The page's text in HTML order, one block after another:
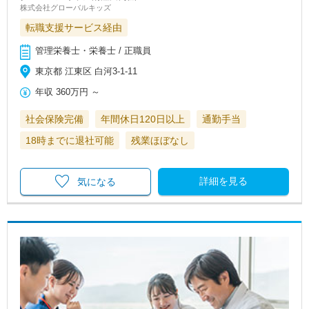
株式会社グローバルキッズ
転職支援サービス経由
管理栄養士・栄養士 / 正職員
東京都 江東区 白河3-1-11
年収 360万円 ～
社会保険完備 年間休日120日以上
通勤手当
18時までに退社可能
残業ほぼなし
詳細を見る
気になる